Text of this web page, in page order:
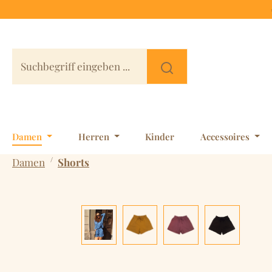
Damen Herren Kinder Accessoires
Damen / Shorts
Bildergalerie überspringen